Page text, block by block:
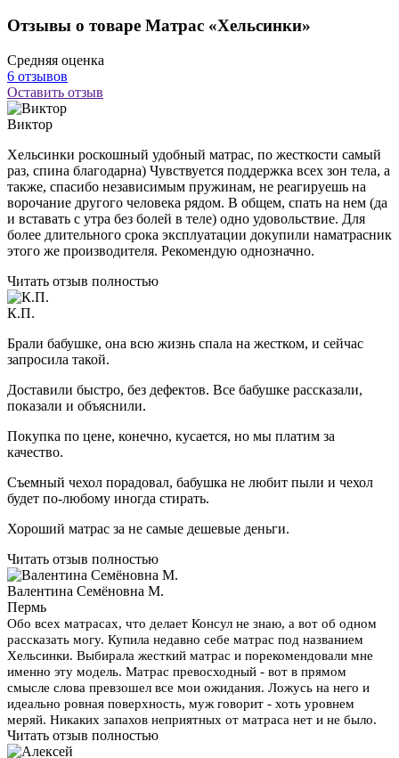
Отзывы о товаре Матрас «Хельсинки»
Средняя оценка
6 отзывов
Оставить отзыв
Виктор
Хельсинки роскошный удобный матрас, по жесткости самый
раз, спина благодарна) Чувствуется поддержка всех зон тела, а
также, спасибо независимым пружинам, не реагируешь на
ворочание другого человека рядом. В общем, спать на нем (да
и вставать с утра без болей в теле) одно удовольствие. Для
более длительного срока эксплуатации докупили наматрасник
этого же производителя. Рекомендую однозначно.
Читать отзыв полностью
К.П.
Брали бабушке, она всю жизнь спала на жестком, и сейчас
запросила такой.
Доставили быстро, без дефектов. Все бабушке рассказали,
показали и объяснили.
Покупка по цене, конечно, кусается, но мы платим за
качество.
Съемный чехол порадовал, бабушка не любит пыли и чехол
будет по-любому иногда стирать.
Хороший матрас за не самые дешевые деньги.
Читать отзыв полностью
Валентина Семёновна М.
Пермь
Обо всех матрасах, что делает Консул не знаю, а вот об одном
рассказать могу. Купила недавно себе матрас под названием
Хельсинки. Выбирала жесткий матрас и порекомендовали мне
именно эту модель. Матрас превосходный - вот в прямом
смысле слова превзошел все мои ожидания. Ложусь на него и
идеально ровная поверхность, муж говорит - хоть уровнем
меряй. Никаких запахов неприятных от матраса нет и не было.
Читать отзыв полностью